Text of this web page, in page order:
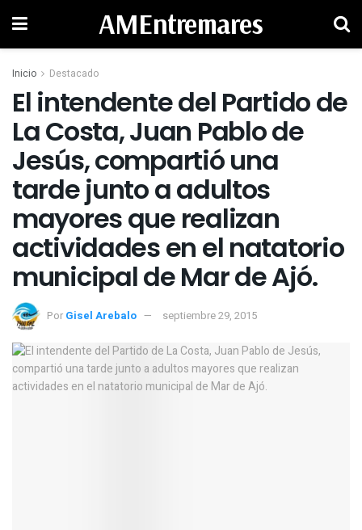
AMEntremares
Inicio Destacado
El intendente del Partido de
La Costa, Juan Pablo de
Jesús, compartió una
tarde junto a adultos
mayores que realizan
actividades en el natatorio
municipal de Mar de Ajó.
Por Gisel Arebalo septiembre 29, 2015